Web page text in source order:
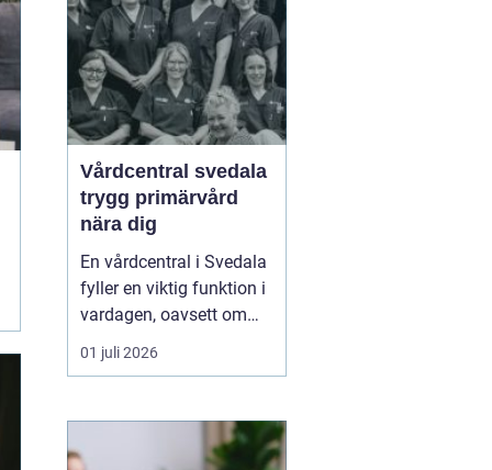
Vårdcentral svedala
trygg primärvård
nära dig
En vårdcentral i Svedala
fyller en viktig funktion i
vardagen, oavsett om
det handlar om akuta
infektioner, långvariga
kring barnhälsa och
graviditet. När vården
01 juli 2026